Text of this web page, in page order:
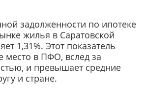
задолженности по ипотеке
жилья в Саратовской
1,31%. Этот показатель
место в ПФО, вслед за
и превышает средние
и стране.